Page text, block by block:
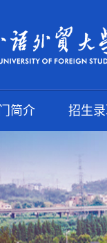
简介 招生